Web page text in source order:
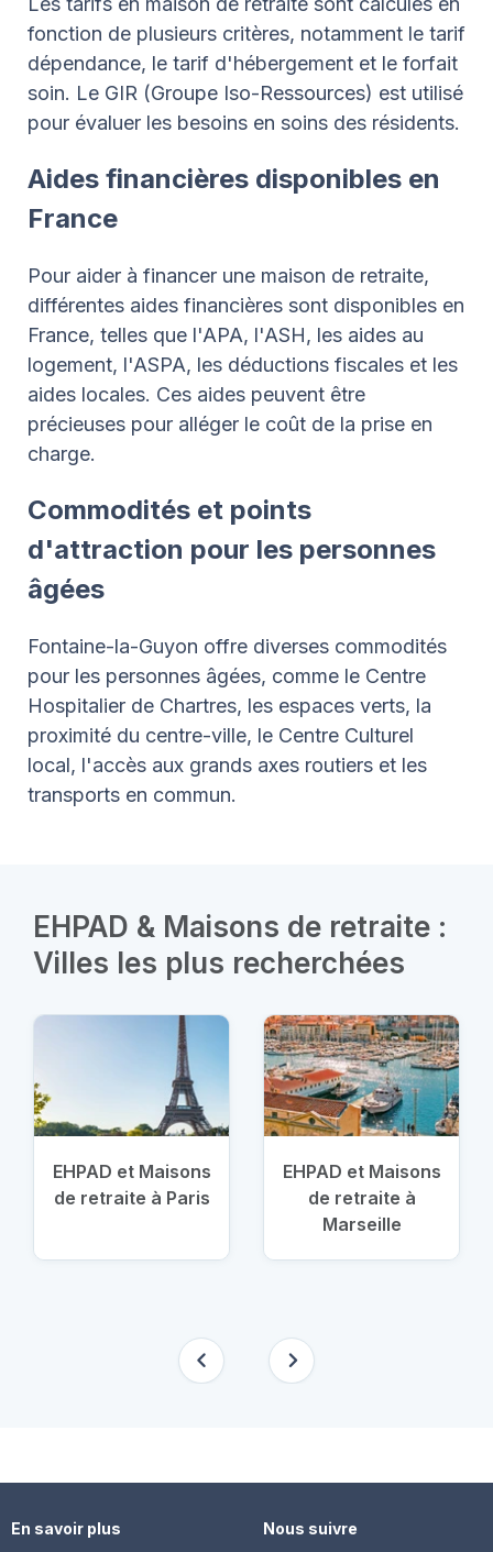
fonction de plusieurs critères, notamment le tarif
dépendance, le tarif d'hébergement et le forfait
soin. Le GIR (Groupe Iso-Ressources) est utilisé
pour évaluer les besoins en soins des résidents.
Aides financières disponibles en
France
Pour aider à financer une maison de retraite,
différentes aides financières sont disponibles en
France, telles que l'APA, l'ASH, les aides au
logement, l'ASPA, les déductions fiscales et les
aides locales. Ces aides peuvent être
précieuses pour alléger le coût de la prise en
charge.
Commodités et points
d'attraction pour les personnes
âgées
Fontaine-la-Guyon offre diverses commodités
pour les personnes âgées, comme le Centre
Hospitalier de Chartres, les espaces verts, la
proximité du centre-ville, le Centre Culturel
local, l'accès aux grands axes routiers et les
transports en commun.
EHPAD & Maisons de retraite :
Villes les plus recherchées
EHPAD et Maisons
de retraite à Paris
EHPAD et Maisons
de retraite à
Marseille
En savoir plus Nous suivre